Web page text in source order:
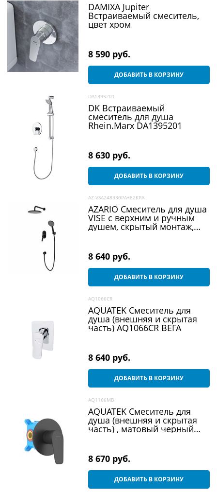
DAMIXA Jupiter
Встраиваемый смеситель,
цвет хром
8 590 руб.
ДОБАВИТЬ В КОРЗИНУ
DA1395201
DK Встраиваемый
смеситель для душа
Rhein.Marx DA1395201
8 630 руб.
ДОБАВИТЬ В КОРЗИНУ
AZ-VSA248330PA+82KPA
AZARIO Смеситель для душа
VISE с верхним и ручным
душем, скрытый монтаж,
VSA248330PA+82KPA)
8 640 руб.
ДОБАВИТЬ В КОРЗИНУ
AQ1066CR
AQUATEK Смеситель для
душа (внешняя и скрытая
часть) AQ1066CR ВЕГА
8 640 руб.
ДОБАВИТЬ В КОРЗИНУ
AQ1166MB
AQUATEK Смеситель для
душа (внешняя и скрытая
часть) , матовый черный
8 670 руб.
ДОБАВИТЬ В КОРЗИНУ